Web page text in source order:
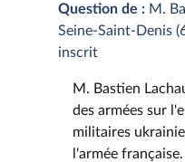
Question de : M.
Seine-Saint-Denis
inscrit
M. Bastien
des armées sur
militaires
l'armée